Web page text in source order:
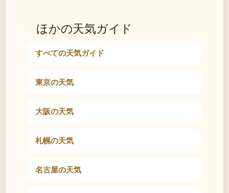
ほかの天気ガイド
すべての天気ガイド
東京の天気
大阪の天気
札幌の天気
名古屋の天気